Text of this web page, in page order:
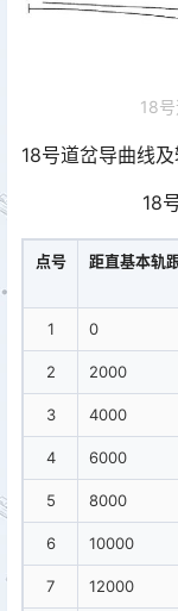
18
18号道岔导曲线
18
点号 距直基本轨
1 0
2 2000
3 4000
4 6000
5 8000
6 10000
7 12000